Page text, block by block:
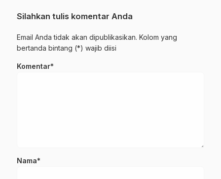
Silahkan tulis komentar Anda
Email Anda tidak akan dipublikasikan. Kolom yang
bertanda bintang (*) wajib diisi
Komentar*
Nama*